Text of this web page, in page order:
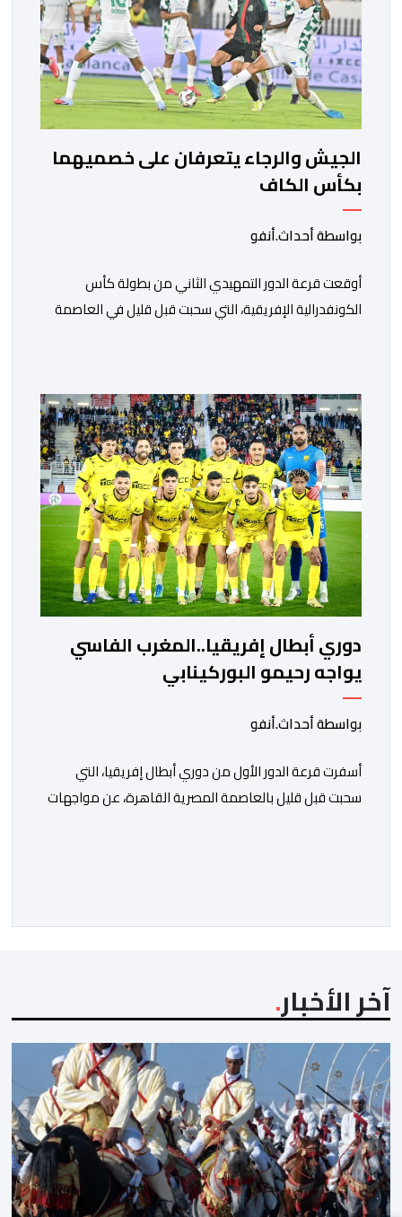
الجيش والرجاء يتعرفان على خصميهما
بكأس الكاف
بواسطة أحداث.أنفو
أوقعت قرعة الدور التمهيدي الثاني من بطولة كأس
الكونفدرالية الإفريقية، التي سحبت قبل قليل في العاصمة
ووسط القارة. ​وسيكون نادي الرجاء الرياضي على موعد مع
مواجهة المتأهل من المباراة التي تجمع بين إيل كانيمي
واريورز النيجيري ونادي أوديب ممثل […]
دوري أبطال إفريقيا..المغرب الفاسي
يواجه رحيمو البوركينابي
بواسطة أحداث.أنفو
أسفرت قرعة الدور الأول من دوري أبطال إفريقيا، التي
سحبت قبل قليل بالعاصمة المصرية القاهرة، عن مواجهات
الغامبي، حيث يطمح الفريق […]
آخر الأخبار